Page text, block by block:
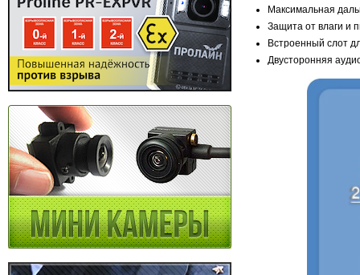
Максимальная
Защита от влаги и
Встроенный слот
Двусторонняя